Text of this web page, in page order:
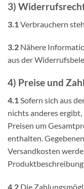
3)
3.1 Verbrauchern
3.2 Nähere
aus der
4) Preise und
4.1Sofern sich aus
nichts anderes ergibt,
Preisen um
enthalten.
Versandkosten
4.2 Die